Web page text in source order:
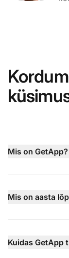
Mis on GetApp?
Mis on aasta
Kuidas GetApp